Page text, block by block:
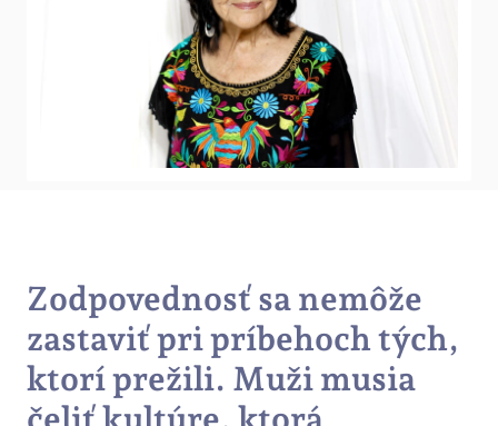
Zodpovednosť sa nemôže
zastaviť pri príbehoch tých,
ktorí prežili. Muži musia